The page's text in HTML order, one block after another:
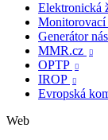
Elektronická
Monitorovací
Generátor
MMR.cz 
OPTP 
IROP 
Evropská
Web